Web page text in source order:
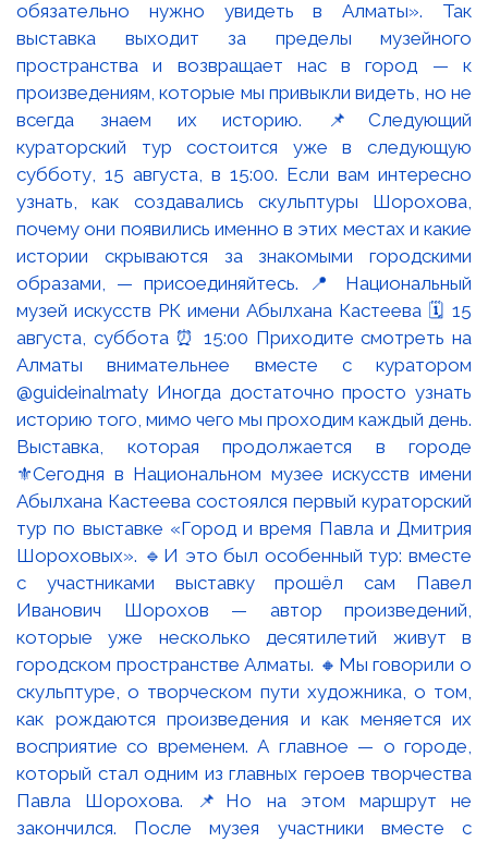
Выставка, которая продолжается в городе
⚜️Сегодня в Национальном музее искусств имени
Абылхана Кастеева состоялся первый кураторский
тур по выставке «Город и время Павла и Дмитрия
Шороховых». 🔹И это был особенный тур: вместе
с участниками выставку прошёл сам Павел
Иванович Шорохов — автор произведений,
которые уже несколько десятилетий живут в
городском пространстве Алматы. 🔸Мы говорили о
скульптуре, о творческом пути художника, о том,
как рождаются произведения и как меняется их
восприятие со временем. А главное — о городе,
который стал одним из главных героев творчества
Павла Шорохова. 📌Но на этом маршрут не
закончился. После музея участники вместе с